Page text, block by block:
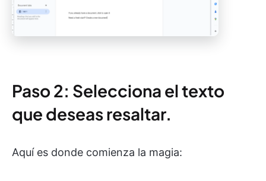
Paso 2: Selecciona el texto
que deseas resaltar.
Aquí es donde comienza la magia: